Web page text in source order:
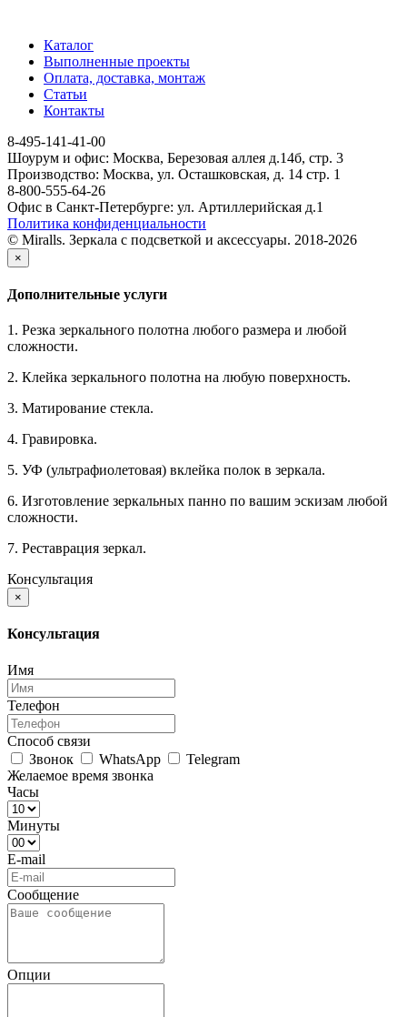
Каталог
Выполненные проекты
Оплата, доставка, монтаж
Статьи
Контакты
8-495-141-41-00
Шоурум и офис: Москва, Березовая аллея д.14б, стр. 3
Производство: Москва, ул. Осташковская, д. 14 стр. 1
8-800-555-64-26
Офис в Санкт-Петербурге: ул. Артиллерийская д.1
Политика конфиденциальности
© Miralls. Зеркала с подсветкой и аксессуары. 2018-2026
×
Дополнительные услуги
1. Резка зеркального полотна любого размера и любой
сложности.
2. Клейка зеркального полотна на любую поверхность.
3. Матирование стекла.
4. Гравировка.
5. УФ (ультрафиолетовая) вклейка полок в зеркала.
6. Изготовление зеркальных панно по вашим эскизам любой
сложности.
7. Реставрация зеркал.
Консультация
×
Консультация
Имя
Телефон
Способ связи
Звонок
WhatsApp
Telegram
Желаемое время звонка
Часы
Минуты
E-mail
Сообщение
Опции